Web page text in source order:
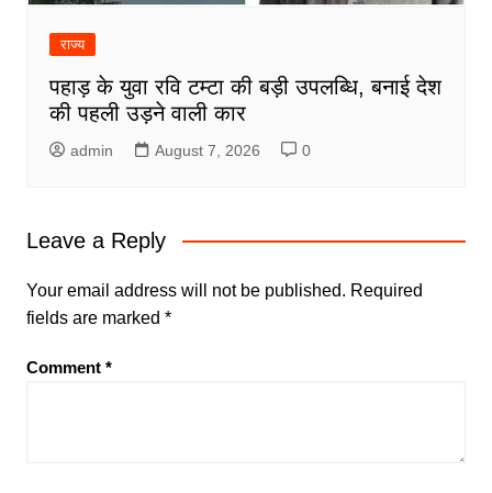
राज्य
पहाड़ के युवा रवि टम्टा की बड़ी उपलब्धि, बनाई देश
की पहली उड़ने वाली कार
admin August 7, 2026 0
Leave a Reply
Your email address will not be published. Required
fields are marked *
Comment *